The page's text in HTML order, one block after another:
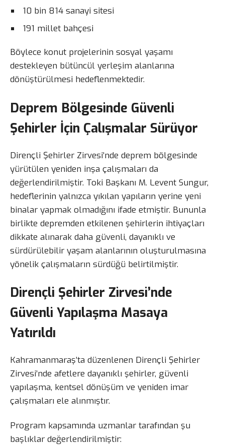
10 bin 814 sanayi sitesi
191 millet bahçesi
Böylece konut projelerinin sosyal yaşamı
destekleyen bütüncül yerleşim alanlarına
dönüştürülmesi hedeflenmektedir.
Deprem Bölgesinde Güvenli
Şehirler İçin Çalışmalar Sürüyor
Dirençli Şehirler Zirvesi’nde deprem bölgesinde
yürütülen yeniden inşa çalışmaları da
değerlendirilmiştir. Toki Başkanı M. Levent Sungur,
hedeflerinin yalnızca yıkılan yapıların yerine yeni
binalar yapmak olmadığını ifade etmiştir. Bununla
birlikte depremden etkilenen şehirlerin ihtiyaçları
dikkate alınarak daha güvenli, dayanıklı ve
sürdürülebilir yaşam alanlarının oluşturulmasına
yönelik çalışmaların sürdüğü belirtilmiştir.
Dirençli Şehirler Zirvesi’nde
Güvenli Yapılaşma Masaya
Yatırıldı
Kahramanmaraş’ta düzenlenen Dirençli Şehirler
Zirvesi’nde afetlere dayanıklı şehirler, güvenli
yapılaşma, kentsel dönüşüm ve yeniden imar
çalışmaları ele alınmıştır.
Program kapsamında uzmanlar tarafından şu
başlıklar değerlendirilmiştir: